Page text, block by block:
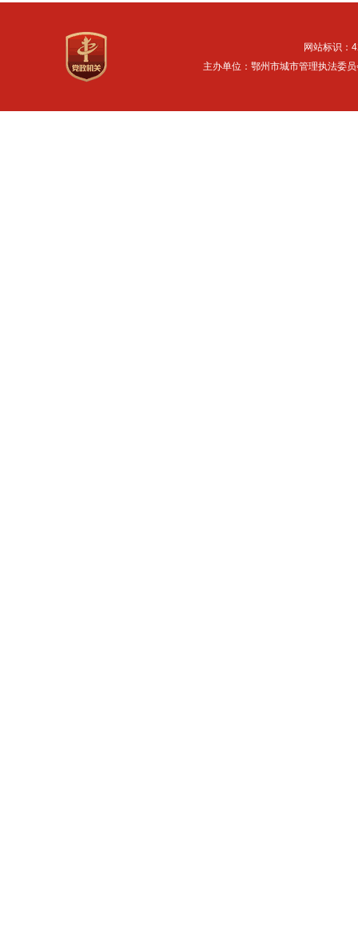
网站标识：
主办单位：鄂州市城市管理执法委